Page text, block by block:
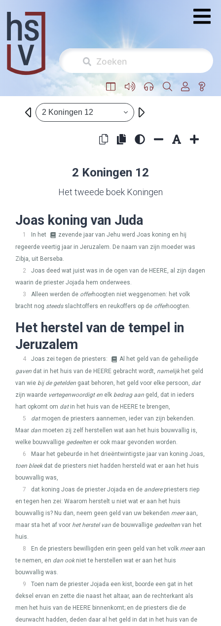
2 Koningen 12
2 Koningen 12
Het tweede boek Koningen
Joas koning van Juda
1 In het
zevende jaar van Jehu werd Joas koning en hij
regeerde veertig jaar in Jeruzalem. De naam van zijn moeder was
Zibja, uit Berseba.
2
Joas deed wat juist was in de ogen van de HEERE, al zijn dagen
waarin de priester Jojada hem onderwees.
3
Alleen werden de offerhoogten niet weggenomen: het volk
bracht nog steedsslachtoffers en reukoffers op de offerhoogten.
Het herstel van de tempel in
Jeruzalem
4 Joas zei tegen de priesters:
Al het geld van de geheiligde
gaven dat in het huis van de HEERE gebracht wordt, namelijkhet geld
van wie bij de getelden gaat behoren, het geld voor elke persoon, dat
zijn waarde vertegenwoordigt en elk bedrag aan geld, dat in ieders
hart opkomt om datin het huis van de HEEREte brengen,
5
datmogen de priesters aannemen, ieder van zijn bekenden.
Maar dan moeten zij zelf herstellen wat aan het huis bouwvallig is,
welke bouwvallige gedeelten er ook maar gevonden worden.
6
Maar het gebeurde in het drieëntwintigste jaar van koning Joas,
toen bleekdat de priesters niet hadden hersteld wat er aan het huis
bouwvallig was,
7
dat koning Joas de priester Jojada en de anderepriesters riep
en tegen hen zei: Waarom herstelt u niet wat er aan het huis
bouwvallig is? Nu dan, neem geen geld van uw bekenden meeraan,
maar sta het af voor het herstel van de bouwvallige gedeelten van het
huis.
8
En de priesters bewilligden erin geen geld van het volk meeraan
te nemen, en dan ookniet te herstellen wat er aan het huis
bouwvallig was.
9
Toen nam de priester Jojada een kist, boorde een gat in het
deksel ervan en zette die naast het altaar, aan de rechterkant als
men het huis van de HEERE binnenkomt; en de priesters die de
deurwacht hadden, deden daar al het geld in dat in het huis van de